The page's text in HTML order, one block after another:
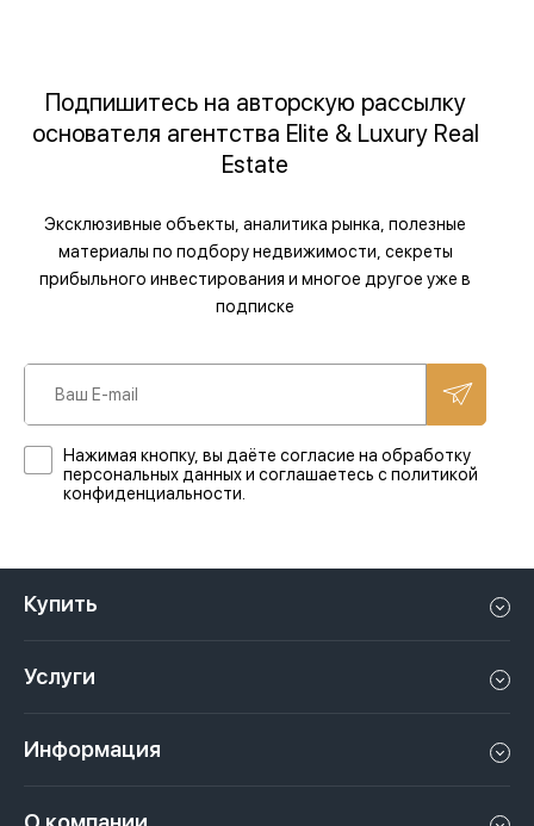
Подпишитесь на авторскую рассылку
основателя агентства Elite & Luxury Real
Estate
Эксклюзивные объекты, аналитика рынка, полезные
материалы по подбору недвижимости, секреты
прибыльного инвестирования и многое другое уже в
подписке
Нажимая кнопку, вы даёте согласие на обработку
персональных данных и соглашаетесь с политикой
конфиденциальности.
Купить
Апартаменты в Дубае
Услуги
Сдать недвижимость в Дубае, ОАЭ
Информация